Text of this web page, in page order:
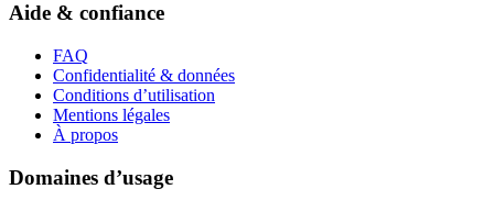
Aide & confiance
FAQ
Confidentialité & données
Conditions d’utilisation
Mentions légales
À propos
Domaines d’usage